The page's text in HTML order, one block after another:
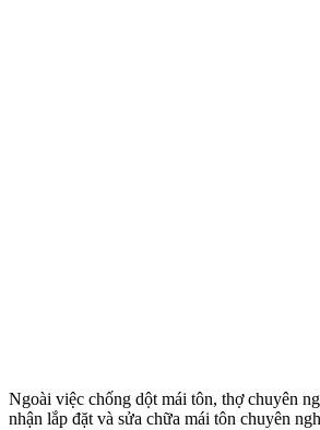
Ngoài việc chống dột mái tôn, thợ chuyên
nhận lắp đặt và sửa chữa mái tôn chuyên